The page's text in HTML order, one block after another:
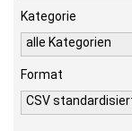
Kategorie
alle Kategorien
Format
CSV